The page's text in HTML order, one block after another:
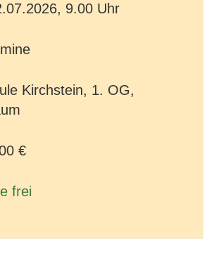
9.00 Uhr
Kirchstein, 1. OG,
€
frei